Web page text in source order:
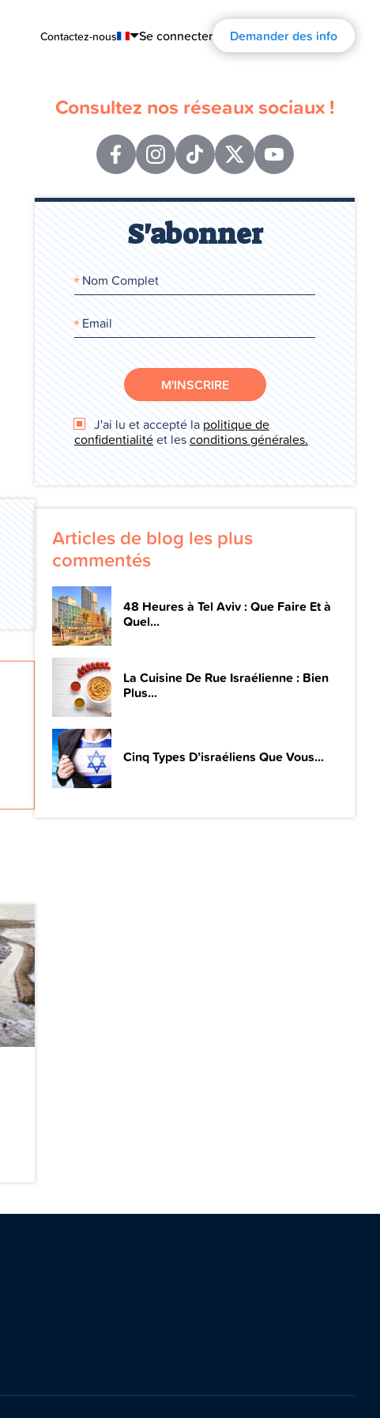
Contactez-nous
Português
Deutsch
Se connecter Demander des info
Consultez nos réseaux sociaux !
S'abonner
M'INSCRIRE
J'ai lu et accepté la politique de
confidentialitéet lesconditions générales.
Articles de blog les plus
commentés
48 Heures à Tel Aviv : Que Faire Et à
Quel...
La Cuisine De Rue Israélienne : Bien
Plus...
Cinq Types D’israéliens Que Vous...